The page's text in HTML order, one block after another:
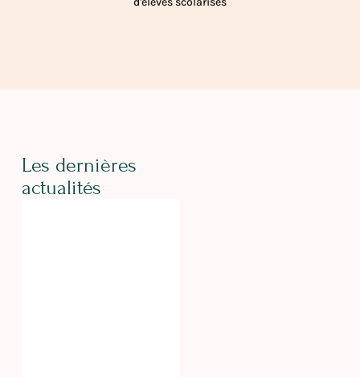
Les dernières
actualités